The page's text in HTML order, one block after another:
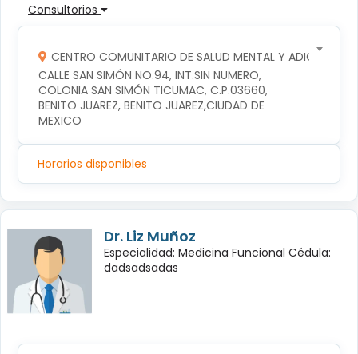
Consultorios
CENTRO COMUNITARIO DE SALUD MENTAL Y ADICCIONES
CALLE SAN SIMÓN NO.94, INT.SIN NUMERO,
COLONIA SAN SIMÓN TICUMAC, C.P.03660,
BENITO JUAREZ, BENITO JUAREZ,CIUDAD DE
MEXICO
Horarios disponibles
Dr. Liz Muñoz
Especialidad: Medicina Funcional Cédula:
dadsadsadas